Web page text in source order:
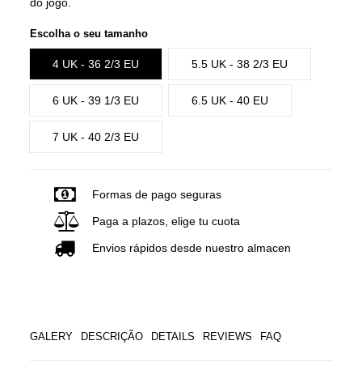
Escolha o seu tamanho
4 UK - 36 2/3 EU 5.5 UK - 38 2/3 EU
6 UK - 39 1/3 EU 6.5 UK - 40 EU
7 UK - 40 2/3 EU
Formas de pago seguras
Paga a plazos, elige tu cuota
Envios rápidos desde nuestro almacen
GALERY DESCRIÇÃO DETAILS REVIEWS FAQ